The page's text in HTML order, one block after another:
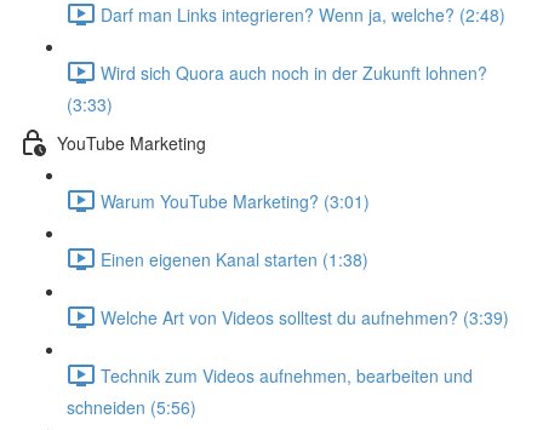
Darf man Links integrieren? Wenn ja, welche? (2:48)
Wird sich Quora auch noch in der Zukunft lohnen?
(3:33)
YouTube Marketing
Warum YouTube Marketing? (3:01)
Einen eigenen Kanal starten (1:38)
Welche Art von Videos solltest du aufnehmen? (3:39)
Technik zum Videos aufnehmen, bearbeiten und
schneiden (5:56)